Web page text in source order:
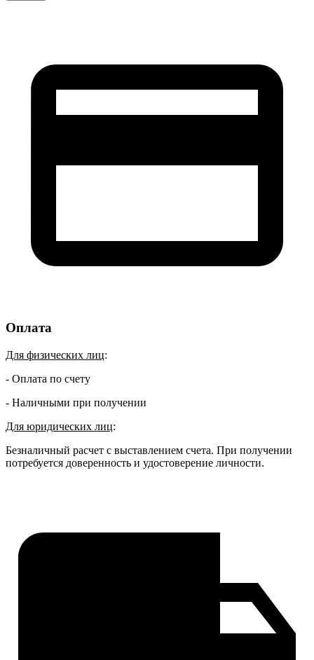
Оплата
Для физических лиц:
- Оплата по счету
- Наличными при получении
Для юридических лиц:
Безналичный расчет с выставлением счета. При получении
потребуется доверенность и удостоверение личности.